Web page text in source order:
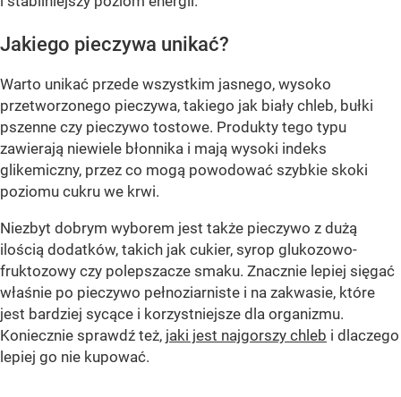
Jakiego pieczywa unikać?
Warto unikać przede wszystkim jasnego, wysoko
przetworzonego pieczywa, takiego jak biały chleb, bułki
pszenne czy pieczywo tostowe. Produkty tego typu
zawierają niewiele błonnika i mają wysoki indeks
glikemiczny, przez co mogą powodować szybkie skoki
poziomu cukru we krwi.
Niezbyt dobrym wyborem jest także pieczywo z dużą
ilością dodatków, takich jak cukier, syrop glukozowo-
fruktozowy czy polepszacze smaku. Znacznie lepiej sięgać
właśnie po pieczywo pełnoziarniste i na zakwasie, które
jest bardziej sycące i korzystniejsze dla organizmu.
Koniecznie sprawdź też, jaki jest najgorszy chleb i dlaczego
lepiej go nie kupować.